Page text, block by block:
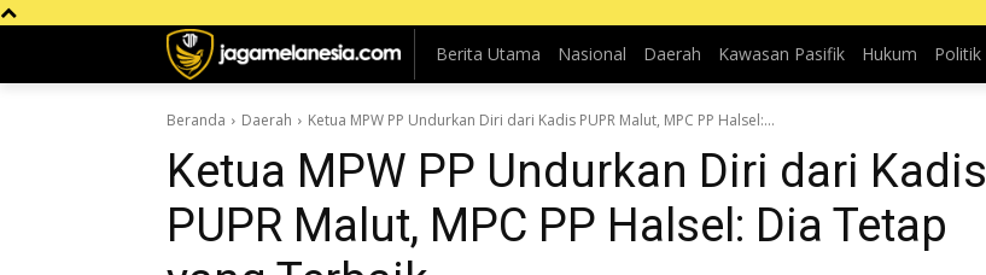
Berita Utama Nasional Daerah Kawasan Pasifik Hukum Politik
Beranda Daerah Ketua MPW PP Undurkan Diri dari Kadis PUPR Malut, MPC PP Halsel:...
Ketua MPW PP Undurkan Diri dari Kadis
PUPR Malut, MPC PP Halsel: Dia Tetap